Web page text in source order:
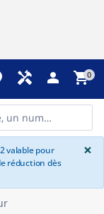
handyman person shopping_cart0
valable pour
réduction dès
×